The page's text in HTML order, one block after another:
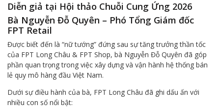
Diễn giả tại Hội thảo Chuỗi Cung Ứng 2026
Bà Nguyễn Đỗ Quyên – Phó Tổng Giám đốc
FPT Retail
Được biết đến là “nữ tướng” đứng sau sự tăng trưởng thần tốc
của FPT Long Châu & FPT Shop, bà Nguyễn Đỗ Quyên đã góp
phần quan trọng trong việc xây dựng và vận hành hệ thống bán
lẻ quy mô hàng đầu Việt Nam.
Dưới sự điều hành của bà, FPT Long Châu đã ghi dấu ấn với
nhiều con số nổi bật: